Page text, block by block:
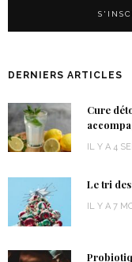
DERNIERS ARTICLES
Cure
IL Y A 4
Le tri
IL Y A 7